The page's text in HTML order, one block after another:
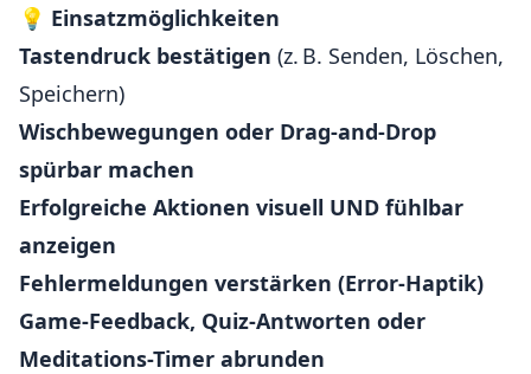
💡 Einsatzmöglichkeiten
Tastendruck bestätigen (z. B. Senden, Löschen,
Speichern)
Wischbewegungen oder Drag-and-Drop
spürbar machen
Erfolgreiche Aktionen visuell UND fühlbar
anzeigen
Fehlermeldungen verstärken (Error-Haptik)
Game-Feedback, Quiz-Antworten oder
Meditations-Timer abrunden